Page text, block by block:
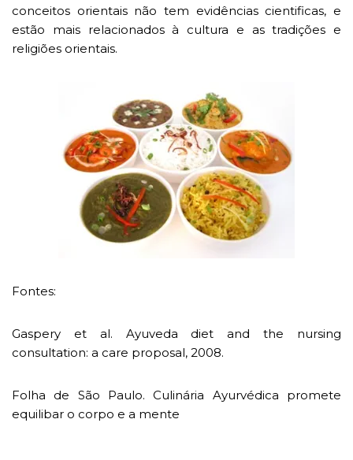
conceitos orientais não tem evidências cientificas, e
estão mais relacionados à cultura e as tradições e
religiões orientais.
Fontes:
Gaspery et al. Ayuveda diet and the nursing
consultation: a care proposal, 2008.
Folha de São Paulo. Culinária Ayurvédica promete
equilibar o corpo e a mente